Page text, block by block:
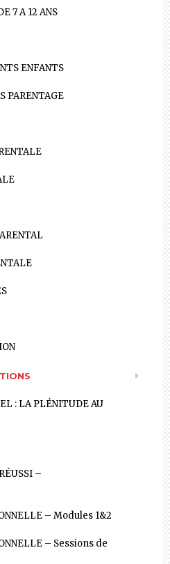
7 A 12 ANS
ENFANTS
PARENTAGE
: LA PLÉNITUDE AU
–
– Modules 1&2
– Sessions de